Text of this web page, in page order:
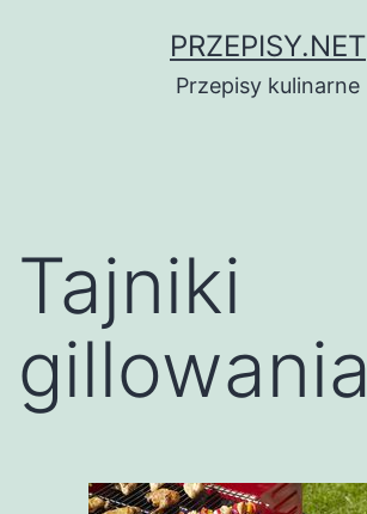
PRZEPISY.NET
Przepisy kulinarne
Tajniki
gillowania